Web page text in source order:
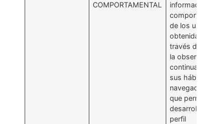
COMPORTAMENTAL
información del
de los usuarios
obtenida a
través de
la observación
continuada de
sus hábitos de
navegación, lo
que permite
desarrollar un
perfil